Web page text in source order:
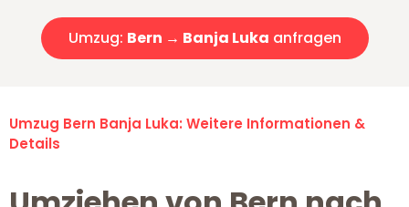
Umzug: Bern → Banja Luka anfragen
Umzug Bern Banja Luka: Weitere Informationen &
Details